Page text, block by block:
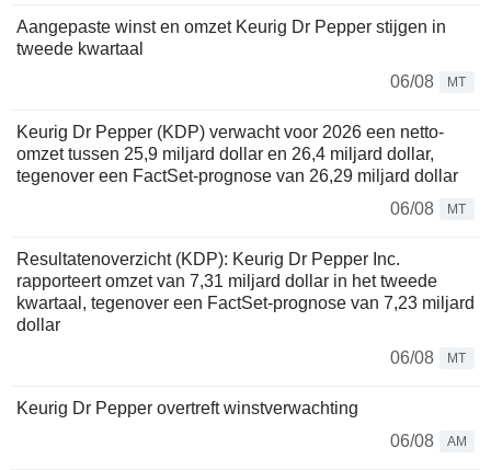
Aangepaste winst en omzet Keurig Dr Pepper stijgen in
tweede kwartaal
06/08
MT
Keurig Dr Pepper (KDP) verwacht voor 2026 een netto-
omzet tussen 25,9 miljard dollar en 26,4 miljard dollar,
tegenover een FactSet-prognose van 26,29 miljard dollar
06/08
MT
Resultatenoverzicht (KDP): Keurig Dr Pepper Inc.
rapporteert omzet van 7,31 miljard dollar in het tweede
kwartaal, tegenover een FactSet-prognose van 7,23 miljard
dollar
06/08
MT
Keurig Dr Pepper overtreft winstverwachting
06/08
AM